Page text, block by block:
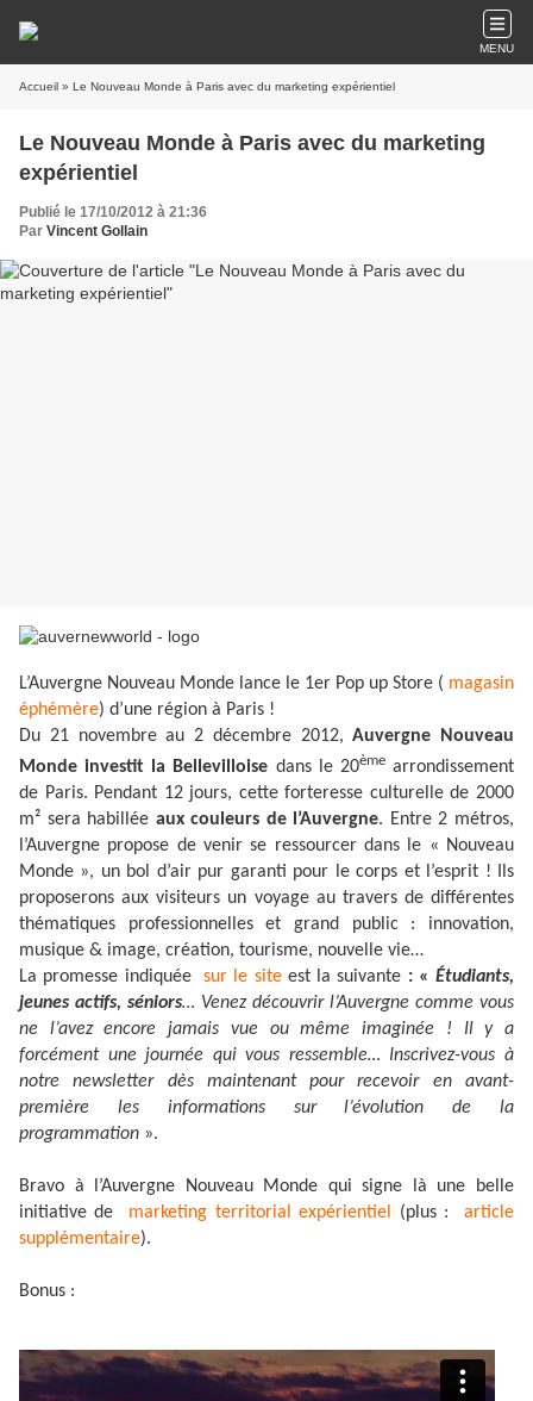
MENU
Accueil » Le Nouveau Monde à Paris avec du marketing expérientiel
Le Nouveau Monde à Paris avec du marketing
expérientiel
Publié le 17/10/2012 à 21:36
Par Vincent Gollain
L’Auvergne Nouveau Monde lance le 1er Pop up Store ( magasin
éphémère) d’une région à Paris !
Du 21 novembre au 2 décembre 2012,Auvergne Nouveau
Monde investit la Bellevilloise dans le 20èmearrondissement
de Paris. Pendant 12 jours, cette forteresse culturelle de 2000
m² sera habillée aux couleurs de l’Auvergne. Entre 2 métros,
l’Auvergne propose de venir se ressourcer dans le « Nouveau
Monde », un bol d’air pur garanti pour le corps et l’esprit ! Ils
proposerons aux visiteurs un voyage au travers de différentes
thématiques professionnelles et grand public : innovation,
musique & image, création, tourisme, nouvelle vie…
La promesse indiquée
sur le siteest la suivante : « Étudiants,
jeunes actifs, séniors… Venez découvrir l’Auvergne comme vous
ne l’avez encore jamais vue ou même imaginée ! Il y a
forcément une journée qui vous ressemble… Inscrivez-vous à
notre newsletter dès maintenant pour recevoir en avant-
première les informations sur l’évolution de la
programmation ».
Bravo à l’Auvergne Nouveau Monde qui signe là une belle
initiative de
marketing territorial expérientiel (plus :
article
supplémentaire).
Bonus :